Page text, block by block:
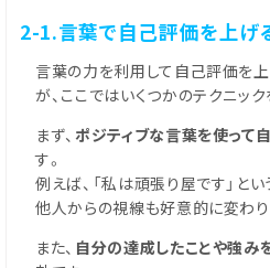
2-1.言葉で自己評価を上げ
言葉の力を利用して自己評価を
が、ここではいくつかのテクニック
まず、 ポジティブな言葉を使って
す。
例えば、「私は頑張り屋です」と
他人からの視線も好意的に変わり
また、 自分の達成したことや強み